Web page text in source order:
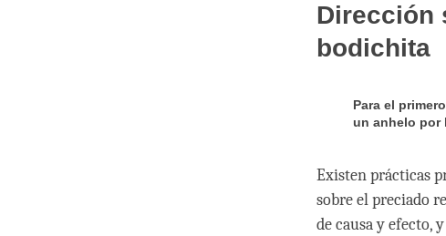
Dirección
bodichita
Para el
un anhelo por
Existen prácticas
sobre el preciado
de causa y efecto,